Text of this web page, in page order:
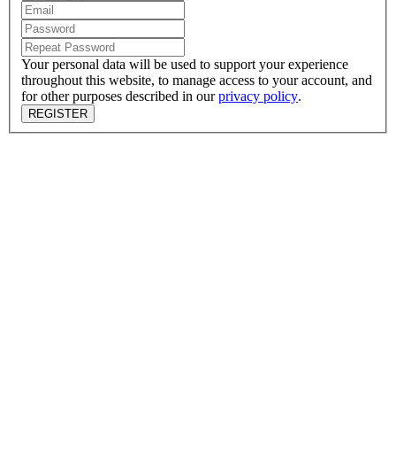
Your personal data will be used to support your experience
throughout this website, to manage access to your account, and
for other purposes described in ourprivacy policy.
REGISTER